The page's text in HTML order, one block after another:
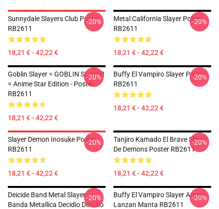
Sunnydale Slayers Club Poster
RB2611
18,21 € - 42,22 €
-20%
Metal California Slayer Poster
RB2611
18,21 € - 42,22 €
-20%
Goblin Slayer = GOBLIN SLAYER
= Anime Star Edition - Poster
RB2611
18,21 € - 42,22 €
-20%
Buffy El Vampiro Slayer Poster
RB2611
18,21 € - 42,22 €
-20%
Slayer Demon Inosuke Poster
RB2611
18,21 € - 42,22 €
-20%
Tanjiro Kamado El Brave Slayer
De Demons Poster RB2611
18,21 € - 42,22 €
-20%
Deicide Band Metal Slayer
Banda Metallica Decidio Decidio
-20%
Buffy El Vampiro Slayer Armas
Lanzan Manta RB2611
-20%